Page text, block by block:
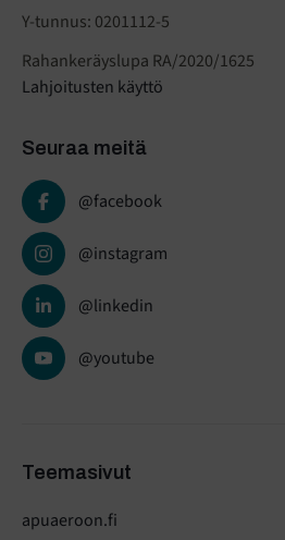
Y-tunnus: 0201112-5
Rahankeräyslupa RA/2020/1625
Lahjoitusten käyttö
Seuraa meitä
@facebook
@instagram
@linkedin
@youtube
Teemasivut
apuaeroon.fi